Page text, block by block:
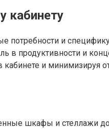
кабинету
и
в продуктивности и
кабинете и минимизируя
шкафы и стеллажи